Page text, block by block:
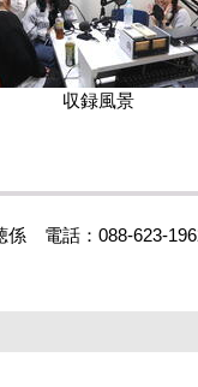
収録風景
電話：088-623-